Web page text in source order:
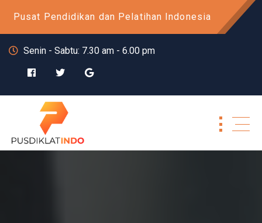
Pusat Pendidikan dan Pelatihan Indonesia
Senin - Sabtu: 7.30 am - 6.00 pm